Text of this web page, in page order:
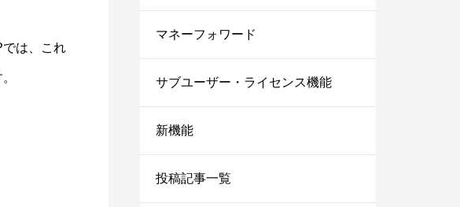
は、これ
マネーフォワード
サブユーザー・ライセンス機能
新機能
投稿記事一覧